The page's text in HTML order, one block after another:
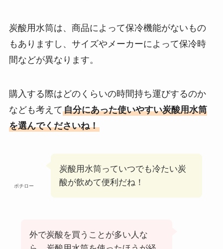
炭酸用水筒は、商品によって保冷機能がないもの
もありますし、サイズやメーカーによって保冷時
間などが異なります。
購入する際はどのくらいの時間持ち運びするのか
なども考えて自分にあった使いやすい炭酸用水筒
を選んでくださいね！
ポチロー
炭酸用水筒っていつでも冷たい炭
酸が飲めて便利だね！
外で炭酸を買うことが多い人な